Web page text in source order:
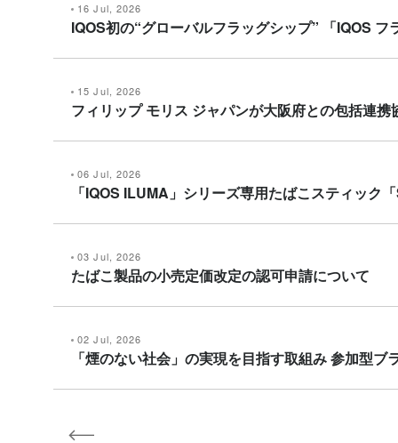
16 Jul, 2026
IQOS初の“グローバルフラッグシップ” 「IQOS
15 Jul, 2026
フィリップ モリス ジャパンが大阪府との包括連
06 Jul, 2026
「IQOS ILUMA」シリーズ専用たばこスティック
03 Jul, 2026
たばこ製品の小売定価改定の認可申請について
02 Jul, 2026
「煙のない社会」の実現を目指す取組み 参加型